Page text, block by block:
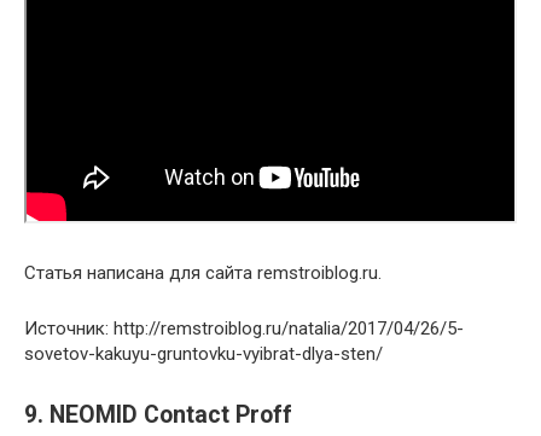
Статья написана для сайта remstroiblog.ru.
Источник: http://remstroiblog.ru/natalia/2017/04/26/5-
sovetov-kakuyu-gruntovku-vyibrat-dlya-sten/
9. NEOMID Contact Proff